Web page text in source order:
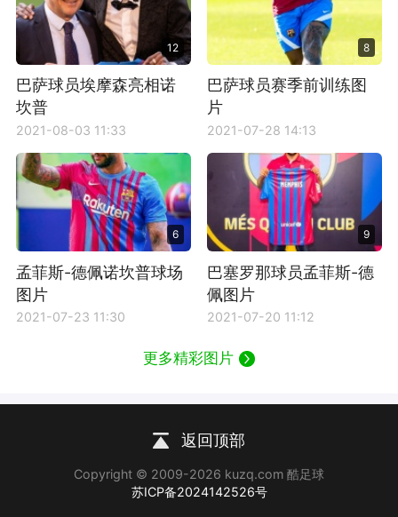
12
巴萨球员埃摩森亮相诺
坎普
2021-08-03 11:33
8
巴萨球员赛季前训练图
片
2021-07-28 14:13
6
孟菲斯-德佩诺坎普球场
图片
2021-07-23 11:30
9
巴塞罗那球员孟菲斯-德
佩图片
2021-07-20 11:12
更多精彩图片
返回顶部
Copyright © 2009-2026 kuzq.com 酷足球
苏ICP备2024142526号